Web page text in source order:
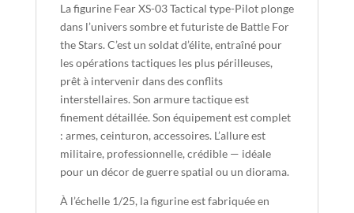
La figurine Fear XS-03 Tactical type-Pilot plonge
dans l’univers sombre et futuriste de Battle For
the Stars. C’est un soldat d’élite, entraîné pour
les opérations tactiques les plus périlleuses,
prêt à intervenir dans des conflits
interstellaires. Son armure tactique est
finement détaillée. Son équipement est complet
: armes, ceinturon, accessoires. L’allure est
militaire, professionnelle, crédible — idéale
pour un décor de guerre spatial ou un diorama.
À l’échelle 1/25, la figurine est fabriquée en